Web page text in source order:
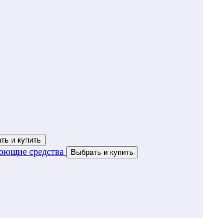
и купить
средства Выбрать и купить